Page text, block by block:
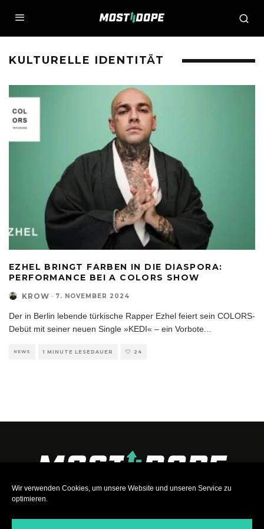
Wir verwenden Cookies, um unsere Website und unseren Service zu
optimieren.
KULTURELLE IDENTITÄT
EZHEL BRINGT FARBEN IN DIE DIASPORA:
PERFORMANCE BEI A COLORS SHOW
KROW · 7. NOVEMBER 2024
Der in Berlin lebende türkische Rapper Ezhel feiert sein COLORS-
Debüt mit seiner neuen Single »KEDI« – ein Vorbote
NEWS 1 MINUTE LESEDAUER 24